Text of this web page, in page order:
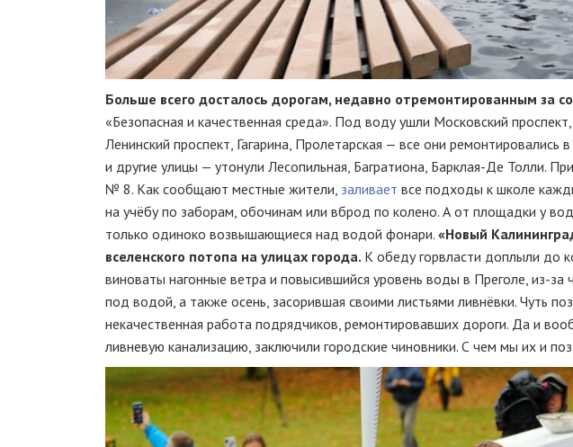
Больше всего досталось дорогам, недавно отремонтированным за
«Безопасная и качественная среда». Под воду ушли Московский
Ленинский проспект, Гагарина, Пролетарская — все они
и другие улицы — утонули Лесопильная, Багратиона, Барклая-Де Толли.
№ 8. Как сообщают местные жители, заливает все подходы к школе
на учёбу по заборам, обочинам или вброд по колено. А от площадки у
только одиноко возвышающиеся над водой фонари. «Новый
вселенского потопа на улицах города. К обеду горвласти доплыли до
виноваты нагонные ветра и повысившийся уровень воды в Преголе, из-за
под водой, а также осень, засорившая своими листьями ливнёвки. Чуть
некачественная работа подрядчиков, ремонтировавших дороги. Да и
ливневую канализацию, заключили городские чиновники. С чем мы их и